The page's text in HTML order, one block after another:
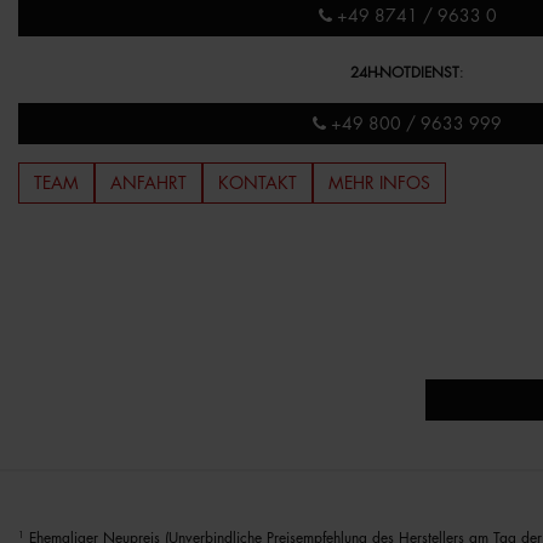
+49 8741 / 9633 0
24H-NOTDIENST:
+49 800 / 9633 999
TEAM ANFAHRT KONTAKT MEHR INFOS
Ehemaliger Neupreis (Unverbindliche Preisempfehlung des Herstellers am Tag der